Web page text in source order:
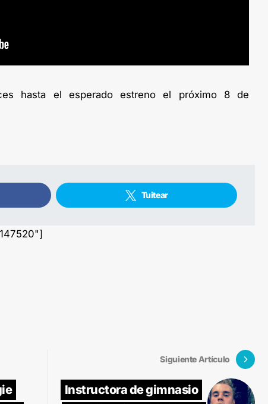
hasta el esperado estreno el próximo 8 de
Tuitear
Siguiente Artículo
Instructora de gimnasio